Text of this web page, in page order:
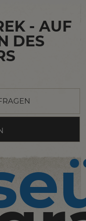
- AUF
DES